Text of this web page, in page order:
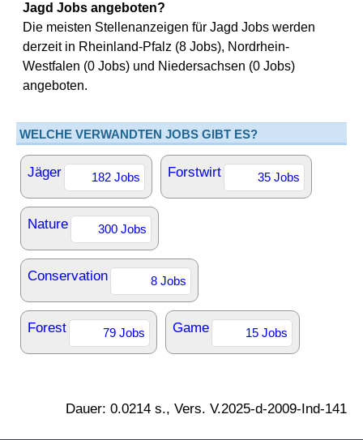
Jagd Jobs angeboten?
Die meisten Stellenanzeigen für Jagd Jobs werden
derzeit in Rheinland-Pfalz (8 Jobs), Nordrhein-
Westfalen (0 Jobs) und Niedersachsen (0 Jobs)
angeboten.
WELCHE VERWANDTEN JOBS GIBT ES?
Jäger 182 Jobs Forstwirt 35 Jobs
Nature 300 Jobs
Conservation 8 Jobs
Forest 79 Jobs Game 15 Jobs
Dauer: 0.0214 s., Vers. V.2025-d-2009-Ind-141